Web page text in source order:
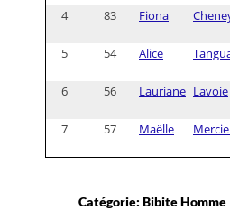
4 83 Fiona
5 54 Alice
6 56 Lauriane Lavoie
7 57 Maëlle
Catégorie: Bibite